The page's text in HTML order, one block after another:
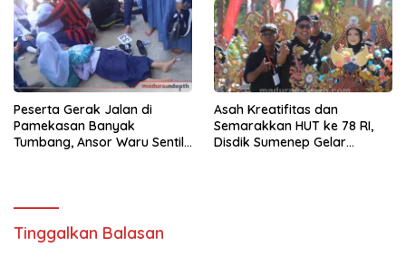
Peserta Gerak Jalan di
Pamekasan Banyak
Tumbang, Ansor Waru Sentil
Asah Kreatifitas dan
Semarakkan HUT ke 78 RI,
Disdik Sumenep Gelar
Tinggalkan Balasan